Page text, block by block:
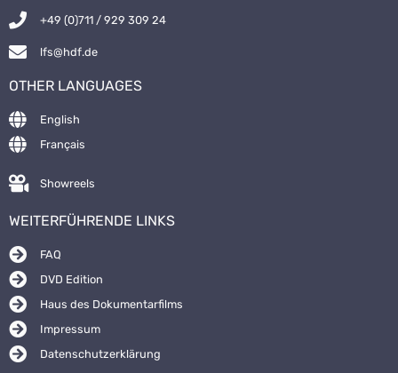
+49 (0)711 / 929 309 24
lfs@hdf.de
OTHER LANGUAGES
English
Français
Showreels
WEITERFÜHRENDE LINKS
FAQ
DVD Edition
Haus des Dokumentarfilms
Impressum
Datenschutzerklärung